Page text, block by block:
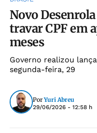
Novo
travar CPF em
meses
Governo realizou
segunda-feira, 29
Por Yuri Abreu
29/06/2026 - 12:58 h